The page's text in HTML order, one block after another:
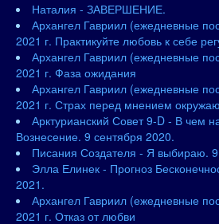
Наталия - ЗАВЕРШЕНИЕ.
Архангел Гавриил (ежедневные
2021 г. Практикуйте любовь к себе
Архангел Гавриил (ежедневные
2021 г. Фаза ожидания
Архангел Гавриил (ежедневные
2021 г. Страх перед мнением
Арктурианский Совет 9-D - В чем
Вознесение. 9 сентября 2020.
Писания Создателя - Я выбираю.
Элла Елинек - Прогноз
2021.
Архангел Гавриил (ежедневные
2021 г. Отказ от любви